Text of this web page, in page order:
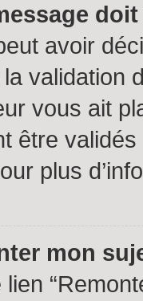
avoir
validation
vous ait
être
plus
mon